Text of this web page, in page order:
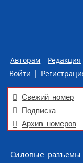
Авторам Редакция
Войти |
Свежий номер
Подписка
Архив номеров
Skip to content
Силовые разъемы